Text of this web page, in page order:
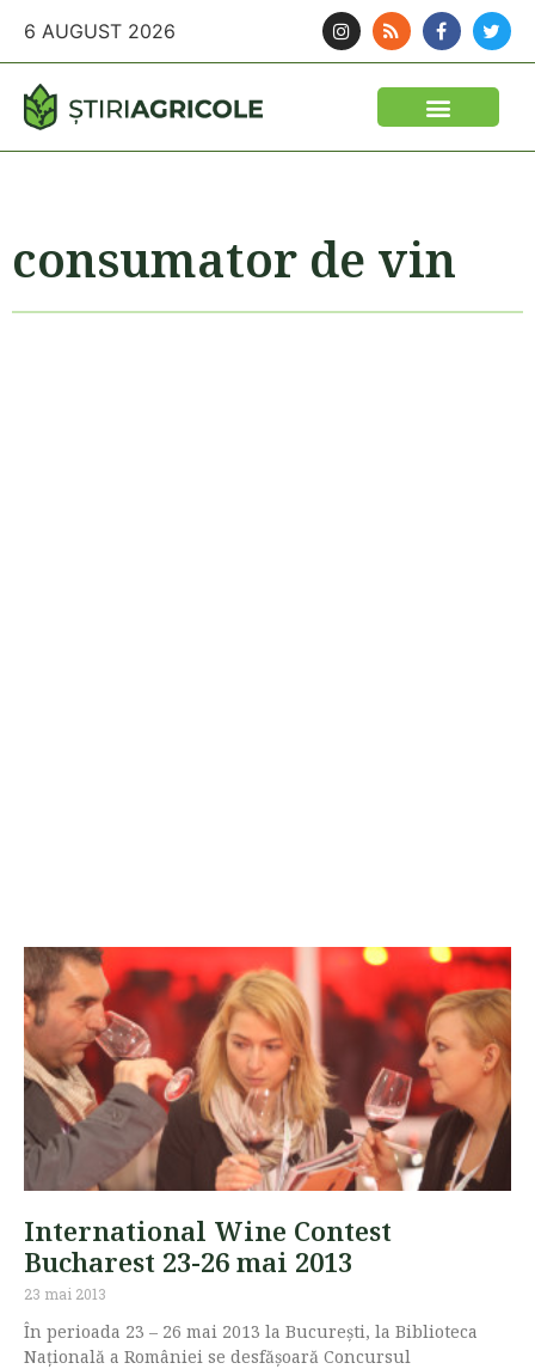
6 AUGUST 2026
consumator de vin
International Wine Contest
Bucharest 23-26 mai 2013
23 mai 2013
În perioada 23 – 26 mai 2013 la Bucureşti, la Biblioteca
Națională a României se desfăşoară Concursul